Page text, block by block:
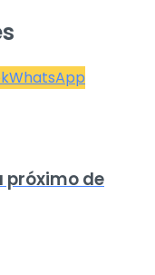
WhatsApp
próximo de